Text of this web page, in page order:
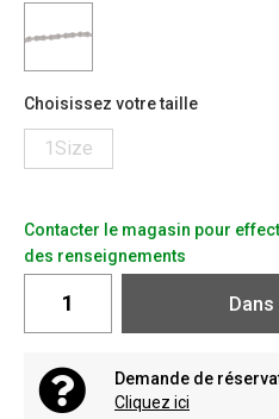
Choisissez votre taille
1Size
Contacter le magasin pour
des renseignements
Dans
Demande de
Cliquez ici